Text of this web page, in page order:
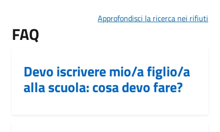
Approfondisci la ricerca nei rifiuti
FAQ
Devo iscrivere mio/a figlio/a
alla scuola: cosa devo fare?